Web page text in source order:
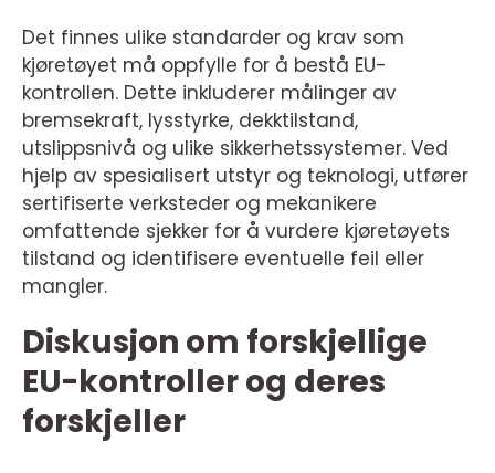
Det finnes ulike standarder og krav som
kjøretøyet må oppfylle for å bestå EU-
kontrollen. Dette inkluderer målinger av
bremsekraft, lysstyrke, dekktilstand,
utslippsnivå og ulike sikkerhetssystemer. Ved
hjelp av spesialisert utstyr og teknologi, utfører
sertifiserte verksteder og mekanikere
omfattende sjekker for å vurdere kjøretøyets
tilstand og identifisere eventuelle feil eller
mangler.
Diskusjon om forskjellige
EU-kontroller og deres
forskjeller